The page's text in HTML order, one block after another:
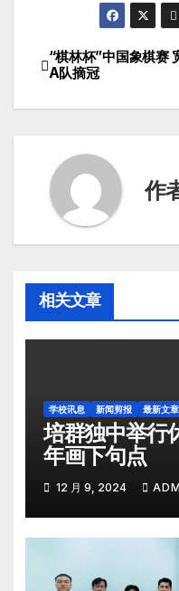
“棋林杯”中国象棋赛
A队摘冠
作
相关文章
学校讯息 新闻剪报 最新文章
培群独中举行
年画下句点
12 月 9, 2024